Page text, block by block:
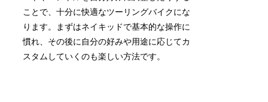
ことで、十分に快適なツーリングバイクにな
ります。まずはネイキッドで基本的な操作に
慣れ、その後に自分の好みや用途に応じてカ
スタムしていくのも楽しい方法です。